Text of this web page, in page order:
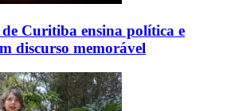
Curitiba ensina polí­tica e
discurso memorável